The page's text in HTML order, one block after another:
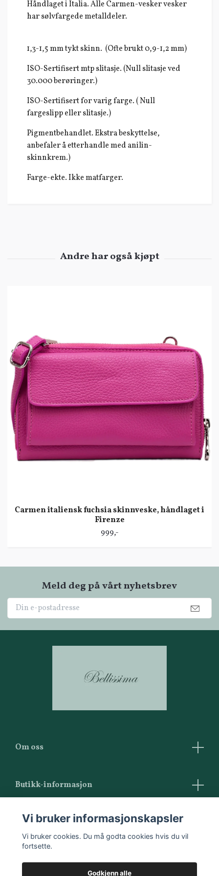
Håndlaget i Italia. Alle Carmen-vesker vesker
har sølvfargede metalldeler.
1,3-1,5 mm tykt skinn. (Ofte brukt 0,9-1,2 mm)
ISO-Sertifisert mtp slitasje. (Null slitasje ved
30.000 berøringer.)
ISO-Sertifisert for varig farge. ( Null
fargeslipp eller slitasje.)
Pigmentbehandlet. Ekstra beskyttelse,
anbefaler å etterhandle med anilin-
skinnkrem.)
Farge-ekte. Ikke matfarger.
Carmen italiensk fuchsia skinnveske, håndlaget i
Firenze
999,-
Meld deg på vårt nyhetsbrev
Om oss
Butikk-informasjon
Vilkår og betingelser
Kontakt oss
Vi bruker informasjonskapsler
Vi bruker cookies. Du må godta cookies hvis du vil
fortsette.
Godkjenn alle